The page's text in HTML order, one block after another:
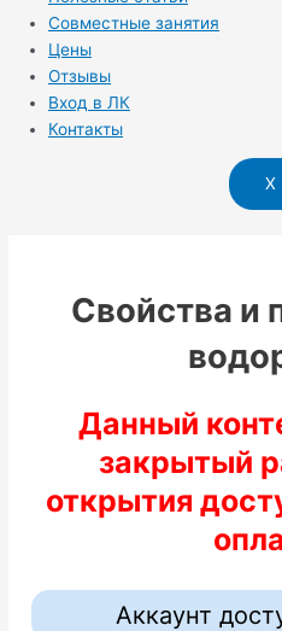
Совместные занятия
Цены
Отзывы
Вход в ЛК
Контакты
X
Свойства и
Данный
закрытый
открытия
Аккаунт